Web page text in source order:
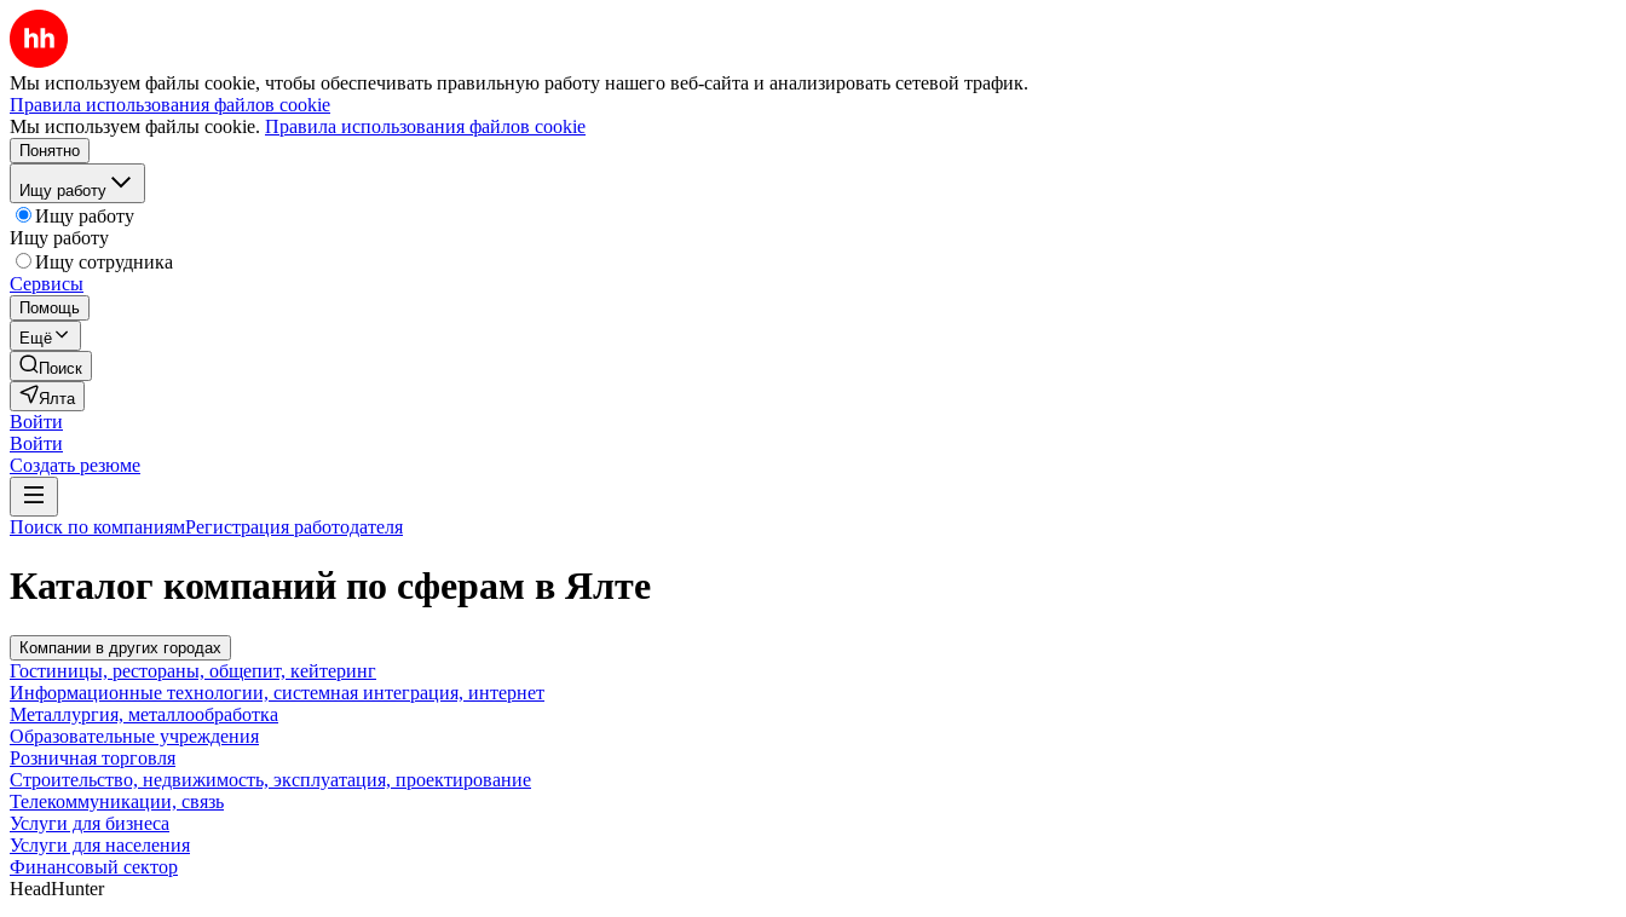
Мы используем файлы cookie, чтобы обеспечивать правильную работу нашего веб-сайта и анализировать сетевой трафик.
Правила использования файлов cookie
Мы используем файлы cookie. Правила использования файлов cookie
Понятно
Ищу работу
Ищу работу
Ищу работу
Ищу сотрудника
Сервисы
Помощь
Ещё
Поиск
Ялта
Войти
Войти
Создать резюме
Поиск по компаниямРегистрация работодателя
Каталог компаний по сферам в Ялте
Компании в других городах
Гостиницы, рестораны, общепит, кейтеринг
Информационные технологии, системная интеграция, интернет
Металлургия, металлообработка
Образовательные учреждения
Розничная торговля
Строительство, недвижимость, эксплуатация, проектирование
Телекоммуникации, связь
Услуги для бизнеса
Услуги для населения
Финансовый сектор
HeadHunter